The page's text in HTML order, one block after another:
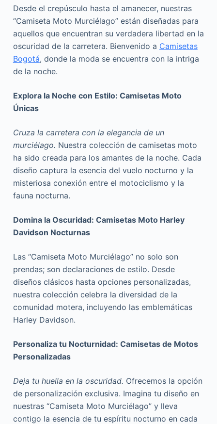
Desde el crepúsculo hasta el amanecer, nuestras
“Camiseta Moto Murciélago” están diseñadas para
aquellos que encuentran su verdadera libertad en la
oscuridad de la carretera. Bienvenido a Camisetas
Bogotá, donde la moda se encuentra con la intriga
de la noche.
Explora la Noche con Estilo: Camisetas Moto
Únicas
Cruza la carretera con la elegancia de un
murciélago. Nuestra colección de camisetas moto
ha sido creada para los amantes de la noche. Cada
diseño captura la esencia del vuelo nocturno y la
misteriosa conexión entre el motociclismo y la
fauna nocturna.
Domina la Oscuridad: Camisetas Moto Harley
Davidson Nocturnas
Las “Camiseta Moto Murciélago” no solo son
prendas; son declaraciones de estilo. Desde
diseños clásicos hasta opciones personalizadas,
nuestra colección celebra la diversidad de la
comunidad motera, incluyendo las emblemáticas
Harley Davidson.
Personaliza tu Nocturnidad: Camisetas de Motos
Personalizadas
Deja tu huella en la oscuridad. Ofrecemos la opción
de personalización exclusiva. Imagina tu diseño en
nuestras “Camiseta Moto Murciélago” y lleva
contigo la esencia de tu espíritu nocturno en cada